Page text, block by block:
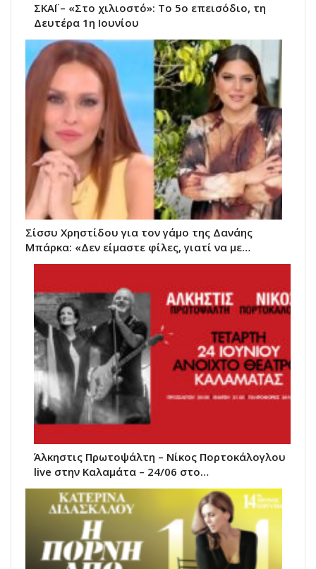
ΣΚΑΪ – «Στο χιλιοστό»: Το 5ο επεισόδιο, τη
Δευτέρα 1η Ιουνίου
Σίσσυ Χρηστίδου για τον γάμο της Δανάης
Μπάρκα: «Δεν είμαστε φίλες, γιατί να με…
Άλκηστις Πρωτοψάλτη – Νίκος Πορτοκάλογλου
live στην Καλαμάτα – 24/06 στο…